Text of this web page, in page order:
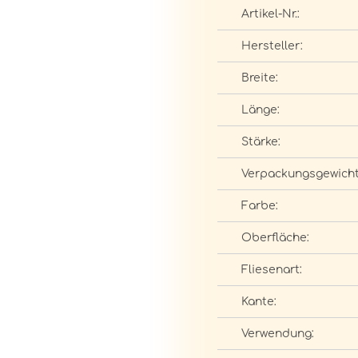
Artikel-Nr.:
Hersteller:
Breite:
Länge:
Stärke:
Farbe:
Oberfläche:
Fliesenart:
Kante:
Verwendung: